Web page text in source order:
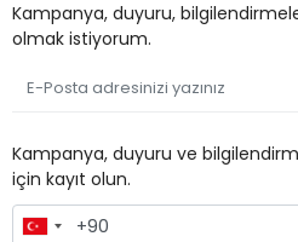
Kampanya, duyuru,
olmak istiyorum.
Kampanya, duyuru ve
için kayıt olun.